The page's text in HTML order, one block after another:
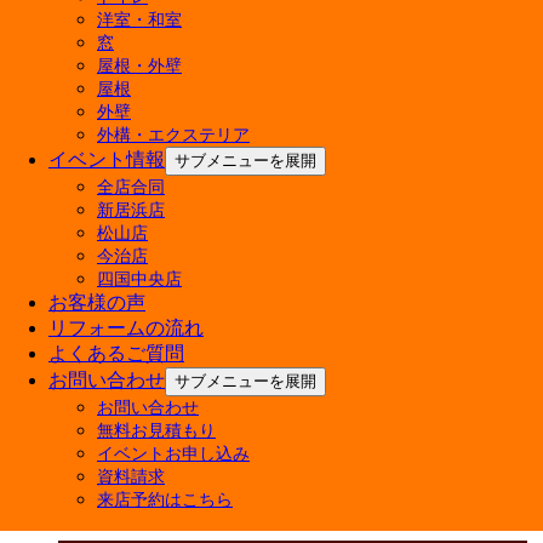
洋室・和室
窓
屋根・外壁
屋根
外壁
外構・エクステリア
イベント情報
サブメニューを展開
全店合同
新居浜店
松山店
今治店
四国中央店
お客様の声
リフォームの流れ
よくあるご質問
お問い合わせ サブメニューを展開
お問い合わせ
無料お見積もり
イベントお申し込み
資料請求
来店予約はこちら
会社概要
経営理念
店舗紹介